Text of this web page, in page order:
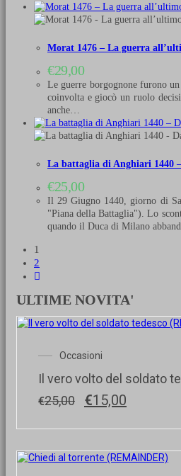
Morat 1476 – La guerra
€29,00
Le guerre borgognone furono
coinvolta e giocò un ruolo
anche…
La battaglia di Anghiari 1440
€25,00
Il 29 Giugno 1440, giorno di
"Piana della Battaglia"). Lo
quando il Duca di Milano
1
2
ULTIME NOVITA'
Occasioni
Il vero volto del soldato
€25,00
Il
originale
€25,00.
€15,00
attuale
€15,00.